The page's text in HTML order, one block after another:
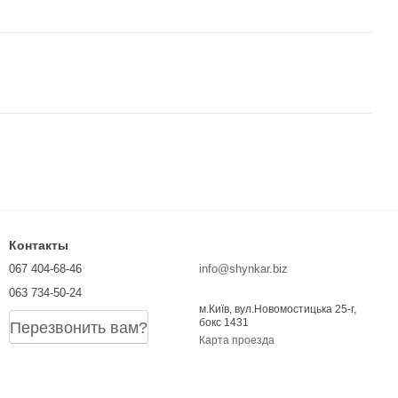
Контакты
067 404-68-46
063 734-50-24
Перезвонить вам?
info@shynkar.biz
м.Київ, вул.Новомостицька 25-г,
бокс 1431
Карта проезда